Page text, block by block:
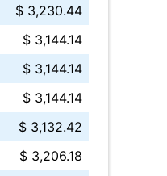
$ 3,230.44
$ 3,144.14
$ 3,144.14
$ 3,144.14
$ 3,132.42
$ 3,206.18